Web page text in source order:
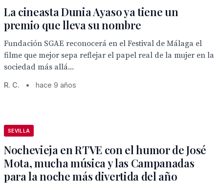
La cineasta Dunia Ayaso ya tiene un
premio que lleva su nombre
Fundación SGAE reconocerá en el Festival de Málaga el
filme que mejor sepa reflejar el papel real de la mujer en la
sociedad más allá...
R. C. • hace 9 años
SEVILLA
Nochevieja en RTVE con el humor de José
Mota, mucha música y las Campanadas
para la noche más divertida del año